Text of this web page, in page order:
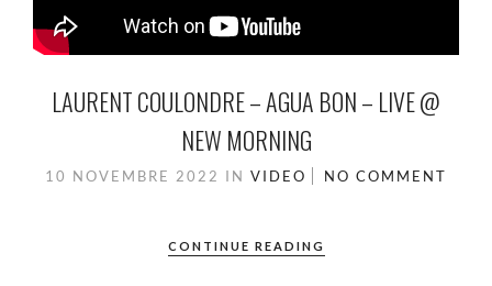
LAURENT COULONDRE – AGUA BON – LIVE @
NEW MORNING
10 NOVEMBRE 2022 IN VIDEO NO COMMENT
CONTINUE READING